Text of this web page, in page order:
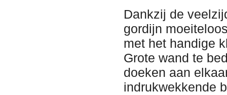
Dankzij de
gordijn
met het handige
Grote wand te
doeken aan
indrukwekkende